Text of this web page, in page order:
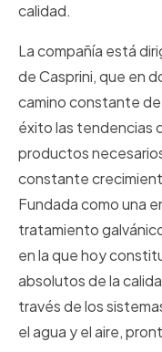
calidad.
La compañía está
de Casprini, que en
camino constante
éxito las tendencias
productos
constante
Fundada como una
tratamiento
en la que hoy
absolutos de la
través de los
el agua y el aire,